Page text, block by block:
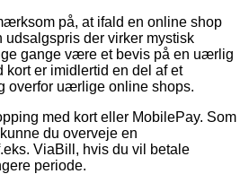
på, at ifald en online shop
der virker mystisk
gange være et bevis på en uærlig
kort er imidlertid en del af et
overfor uærlige online shops.
med kort eller MobilePay. Som
du overveje en
ViaBill, hvis du vil betale
periode.